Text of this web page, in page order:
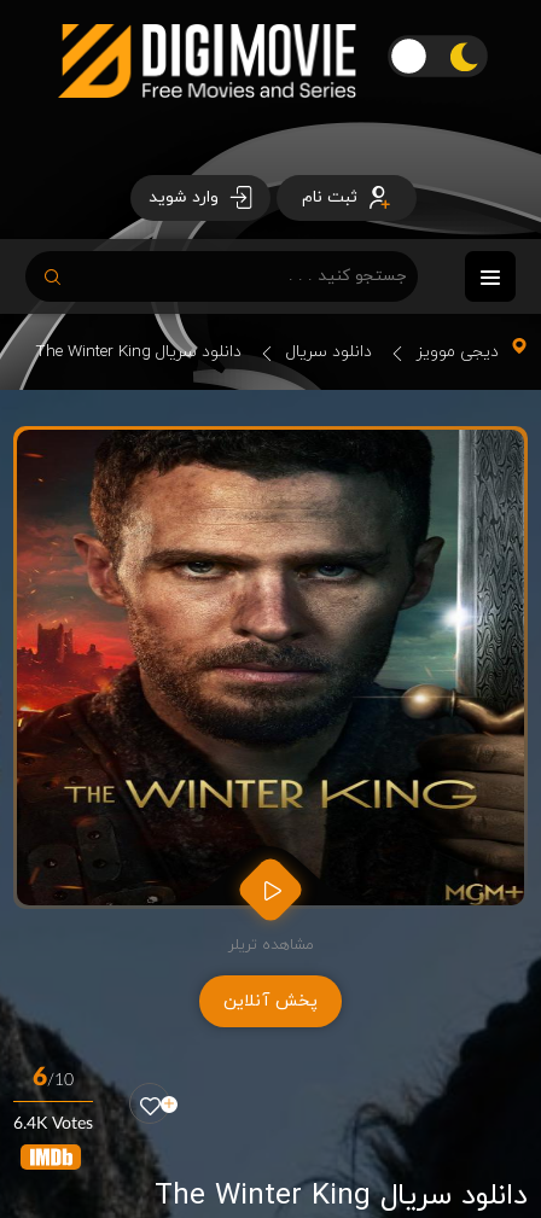
ثبت نام وارد شوید
دیجی موویز دانلود سریال دانلود سریال The Winter King
مشاهده تریلر
پخش آنلاین
6/10
6.4K Votes
دانلود سریال The Winter King